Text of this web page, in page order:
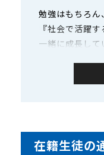
勉強はもちろん
『社会で活躍
一緒に成長して
塾生授業満
秀英授業コ
★秀英授業コン
区【第1位】!!
在籍生徒の